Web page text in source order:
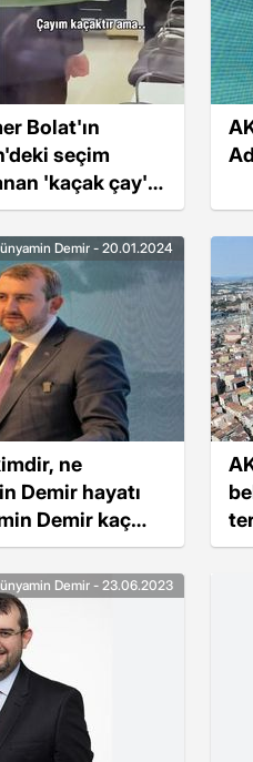
Bolat'ın
seçim
'kaçak çay'
ne
Demir hayatı
Demir kaç
Demir - 20.01.2024
Demir - 23.06.2023